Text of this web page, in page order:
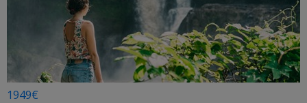
1949€